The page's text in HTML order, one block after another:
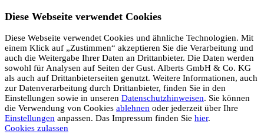
Diese Webseite verwendet Cookies
Diese Webseite verwendet Cookies und ähnliche Technologien. Mit
einem Klick auf „Zustimmen“ akzeptieren Sie die Verarbeitung und
auch die Weitergabe Ihrer Daten an Drittanbieter. Die Daten werden
sowohl für Analysen auf Seiten der Gust. Alberts GmbH & Co. KG
als auch auf Drittanbieterseiten genutzt. Weitere Informationen, auch
zur Datenverarbeitung durch Drittanbieter, finden Sie in den
Einstellungen sowie in unseren Datenschutzhinweisen. Sie können
die Verwendung von Cookies ablehnen oder jederzeit über Ihre
Einstellungen anpassen. Das Impressum finden Sie hier.
Cookies zulassen